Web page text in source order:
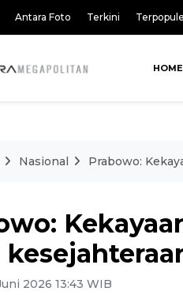
Antara Foto Terkini
HOME
Nasional Prabowo:
2026 13:43 WIB